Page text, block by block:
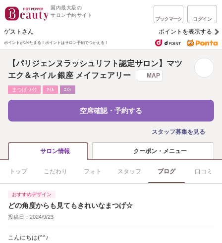
国内最大級の
サロン予約サイト
ブックマーク ログイン
ゲストさん ポイントを表示する
ポイントが1%たまる！ ポイントはサロン予約でつかえる！
【パリジェンヌラッシュリフト認定サロン】マツ
エク＆ネイル 銀座 メイフェアリー
MAP
まつげ･ﾒｲｸ ﾈｲﾙ ｴｽﾃ
空席確認・予約する
スタッフ募集を見る
サロン情報 クーポン・メニュー
トップ こだわり フォト スタッフ ブログ 口コミ
おすすめデザイン
どの角度からも見てもきれいなまつげ☆
投稿日：2024/9/23
こんにちは(^^♪